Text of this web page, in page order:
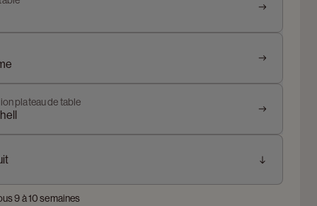
plateau de table
9 à 10 semaines